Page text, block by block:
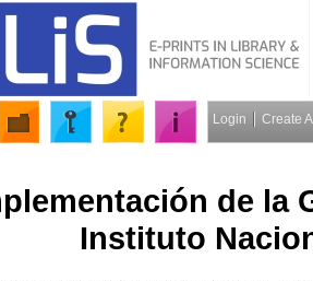
Login Create
de la
Instituto